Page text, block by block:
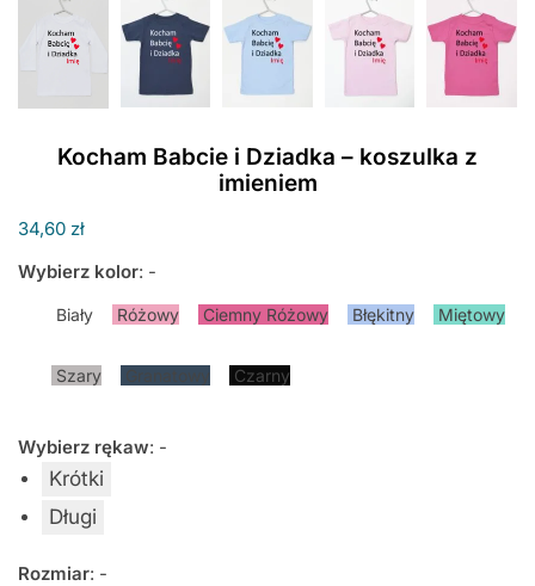
Kocham Babcie i Dziadka – koszulka z
imieniem
34,60 zł
Wybierz kolor: -
Biały Różowy Ciemny Różowy Błękitny Miętowy
Szary Granatowy Czarny
Wybierz rękaw: -
Krótki
Długi
Rozmiar: -